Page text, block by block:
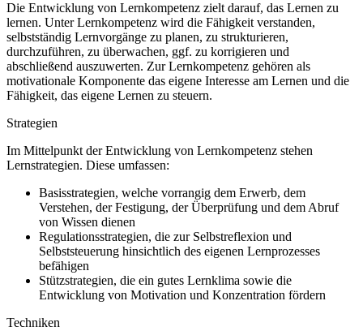
Die Entwicklung von Lernkompetenz zielt darauf, das Lernen zu
lernen. Unter Lernkompetenz wird die Fähigkeit verstanden,
selbstständig Lernvorgänge zu planen, zu strukturieren,
durchzuführen, zu überwachen, ggf. zu korrigieren und
abschließend auszuwerten. Zur Lernkompetenz gehören als
motivationale Komponente das eigene Interesse am Lernen und die
Fähigkeit, das eigene Lernen zu steuern.
Strategien
Im Mittelpunkt der Entwicklung von Lernkompetenz stehen
Lernstrategien. Diese umfassen:
Basisstrategien, welche vorrangig dem Erwerb, dem
Verstehen, der Festigung, der Überprüfung und dem Abruf
von Wissen dienen
Regulationsstrategien, die zur Selbstreflexion und
Selbststeuerung hinsichtlich des eigenen Lernprozesses
befähigen
Stützstrategien, die ein gutes Lernklima sowie die
Entwicklung von Motivation und Konzentration fördern
Techniken